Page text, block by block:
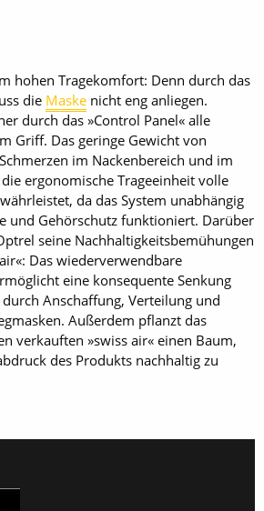
hohen Tragekomfort: Denn durch das
die Maske nicht eng anliegen.
durch das »Control Panel« alle
Griff. Das geringe Gewicht von
im Nackenbereich und im
ergonomische Trageeinheit volle
da das System unabhängig
und Gehörschutz funktioniert. Darüber
seine Nachhaltigkeitsbemühungen
Das wiederverwendbare
eine konsequente Senkung
Anschaffung, Verteilung und
Außerdem pflanzt das
verkauften »swiss air« einen Baum,
des Produkts nachhaltig zu